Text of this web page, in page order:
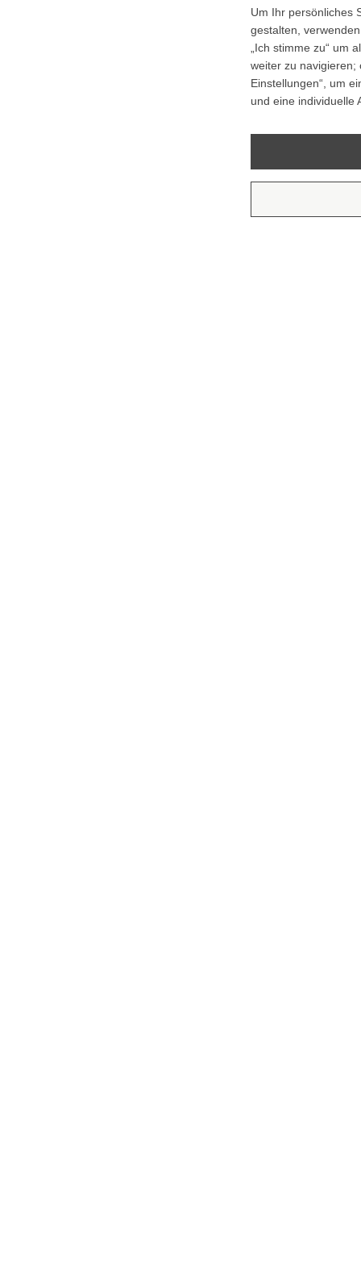
Um Ihr persönliches
gestalten,
„Ich stimme zu“ um
weiter zu navigieren;
Einstellungen“, um
und eine individuelle